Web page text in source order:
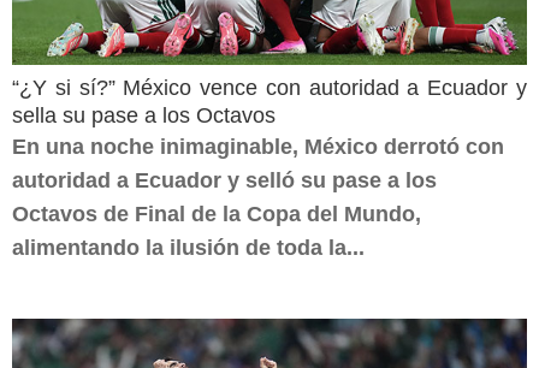
“¿Y si sí?” México vence con autoridad a Ecuador y
sella su pase a los Octavos
En una noche inimaginable, México derrotó con
autoridad a Ecuador y selló su pase a los
Octavos de Final de la Copa del Mundo,
alimentando la ilusión de toda la...